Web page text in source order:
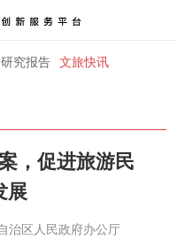
研究报告 文旅快讯
，促进旅游民
展
治区人民政府办公厅